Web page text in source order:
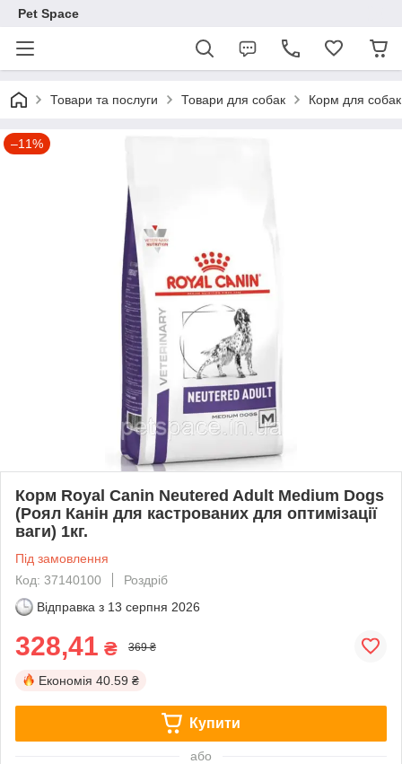
Pet Space
Товари та послуги Товари для собак Корм для собак
–11%
Корм Royal Canin Neutered Adult Мedium Dogs
(Роял Канін для кастрованих для оптимізації
ваги) 1кг.
Під замовлення
Код: 37140100
Роздріб
Відправка з 13 серпня 2026
328,41 ₴ 369 ₴
Економія 40.59 ₴
Купити
або